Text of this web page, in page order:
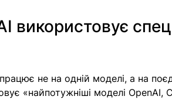
використовує
не на одній моделі, а на
«найпотужніші моделі OpenAI,